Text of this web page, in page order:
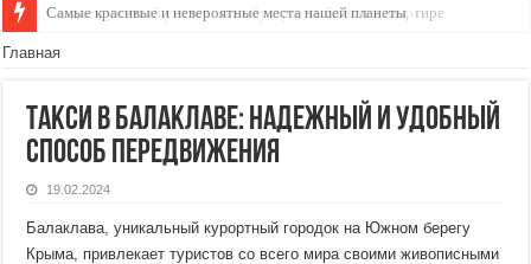
Самые красивые и невероятные места нашей планеты
Создаем уютный уголок: как обустроить балкон в квартире
Главная
Такси в Балаклаве: Надежный и Удобный
Способ Передвижения
19.02.2024
Балаклава, уникальный курортный городок на Южном берегу
Крыма, привлекает туристов со всего мира своими живописными